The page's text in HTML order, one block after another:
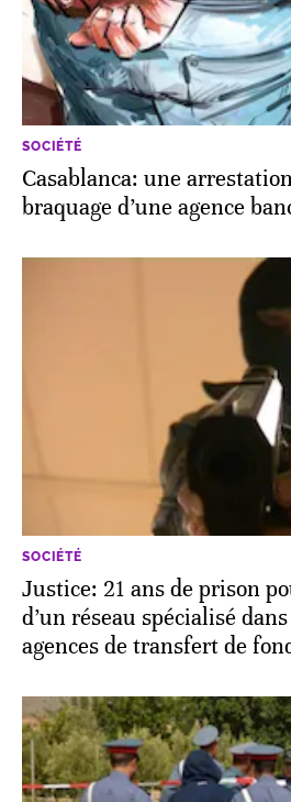
SOCIÉTÉ
Casablanca: une
braquage d’une agence
SOCIÉTÉ
Justice: 21 ans de prison
d’un réseau spécialisé
agences de transfert de